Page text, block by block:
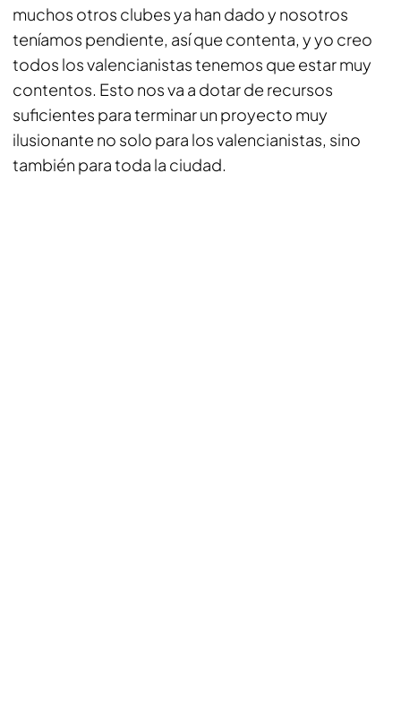
muchos otros clubes ya han dado y nosotros
teníamos pendiente, así que contenta, y yo creo
todos los valencianistas tenemos que estar muy
contentos. Esto nos va a dotar de recursos
suficientes para terminar un proyecto muy
ilusionante no solo para los valencianistas, sino
también para toda la ciudad.